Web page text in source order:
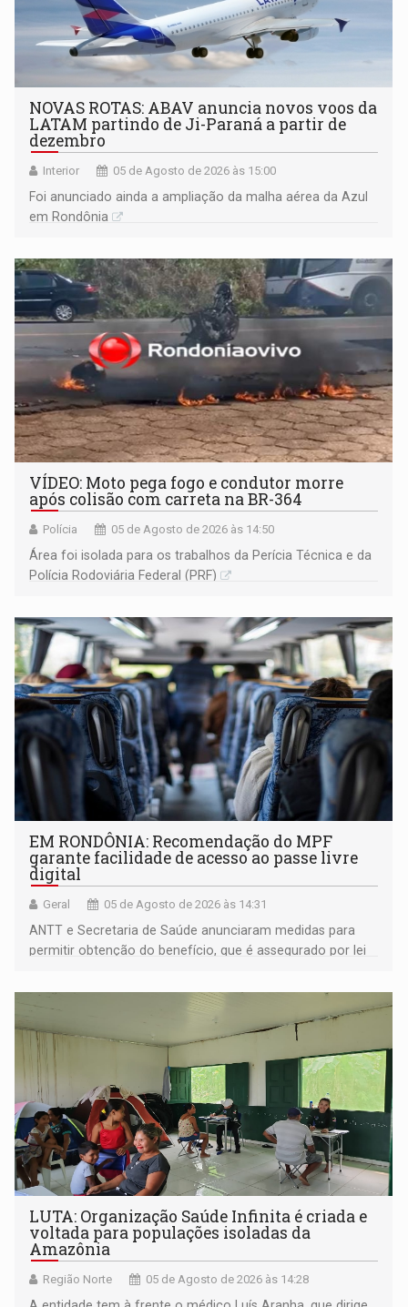
NOVAS ROTAS: ABAV anuncia novos voos da
LATAM partindo de Ji-Paraná a partir de
dezembro
Interior 05 de Agosto de 2026 às 15:00
Foi anunciado ainda a ampliação da malha aérea da Azul
em Rondônia
VÍDEO: Moto pega fogo e condutor morre
após colisão com carreta na BR-364
Polícia 05 de Agosto de 2026 às 14:50
Área foi isolada para os trabalhos da Perícia Técnica e da
Polícia Rodoviária Federal (PRF)
EM RONDÔNIA: Recomendação do MPF
garante facilidade de acesso ao passe livre
digital
Geral 05 de Agosto de 2026 às 14:31
ANTT e Secretaria de Saúde anunciaram medidas para
permitir obtenção do benefício, que é assegurado por lei
LUTA: Organização Saúde Infinita é criada e
voltada para populações isoladas da
Amazônia
Região Norte 05 de Agosto de 2026 às 14:28